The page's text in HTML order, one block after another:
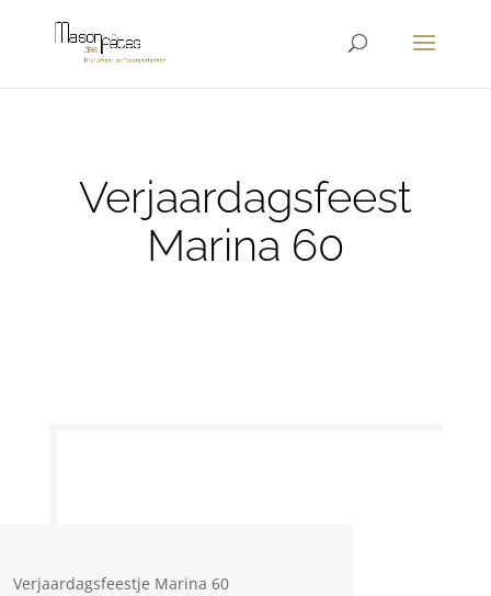
Verjaardagsfeest
Marina 60
Verjaardagsfeestje Marina 60